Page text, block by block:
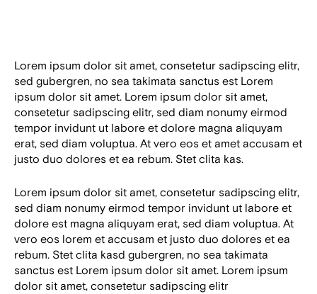
Lorem ipsum dolor sit amet, consetetur sadipscing elitr,
sed gubergren, no sea takimata sanctus est Lorem
ipsum dolor sit amet. Lorem ipsum dolor sit amet,
consetetur sadipscing elitr, sed diam nonumy eirmod
tempor invidunt ut labore et dolore magna aliquyam
erat, sed diam voluptua. At vero eos et amet accusam et
justo duo dolores et ea rebum. Stet clita kas.
Lorem ipsum dolor sit amet, consetetur sadipscing elitr,
sed diam nonumy eirmod tempor invidunt ut labore et
dolore est magna aliquyam erat, sed diam voluptua. At
vero eos lorem et accusam et justo duo dolores et ea
rebum. Stet clita kasd gubergren, no sea takimata
sanctus est Lorem ipsum dolor sit amet. Lorem ipsum
dolor sit amet, consetetur sadipscing elitr